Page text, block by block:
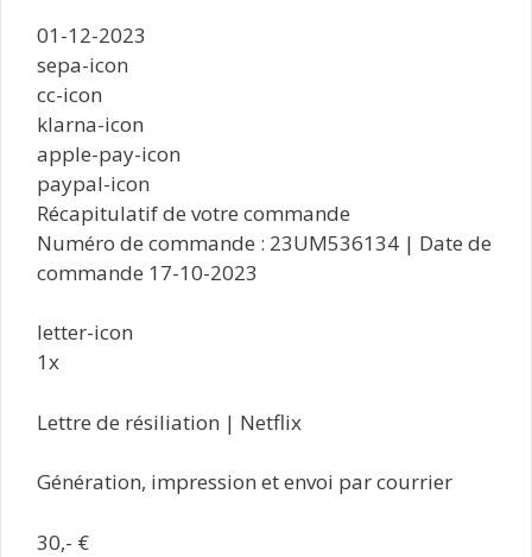
01-12-2023
sepa-icon
cc-icon
klarna-icon
apple-pay-icon
paypal-icon
Récapitulatif de votre commande
Numéro de commande : 23UM536134 | Date de
commande 17-10-2023
letter-icon
1x
Lettre de résiliation | Netflix
Génération, impression et envoi par courrier
30,- €